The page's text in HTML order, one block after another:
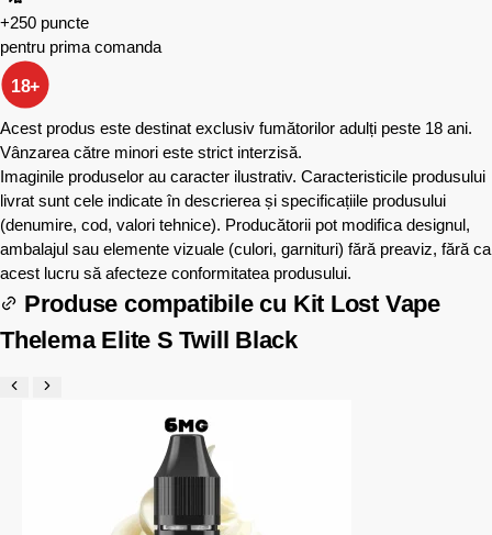
+250 puncte
pentru prima comanda
18+
Acest produs este destinat exclusiv fumătorilor adulți peste 18 ani.
Vânzarea către minori este strict interzisă.
Imaginile produselor au caracter ilustrativ. Caracteristicile produsului
livrat sunt cele indicate în descrierea și specificațiile produsului
(denumire, cod, valori tehnice). Producătorii pot modifica designul,
ambalajul sau elemente vizuale (culori, garnituri) fără preaviz, fără ca
acest lucru să afecteze conformitatea produsului.
Produse compatibile cu Kit Lost Vape
Thelema Elite S Twill Black